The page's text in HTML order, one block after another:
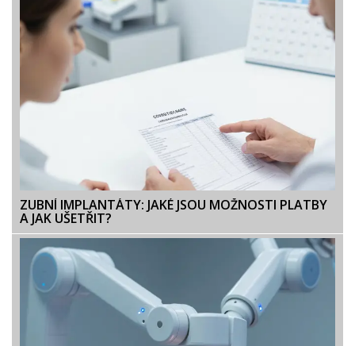
ZUBNÍ IMPLANTÁTY: JAKÉ JSOU MOŽNOSTI PLATBY
A JAK UŠETŘIT?